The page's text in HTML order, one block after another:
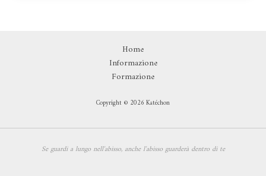
Home
Informazione
Formazione
Copyright © 2026 Katéchon
Se guardi a lungo nell'abisso, anche l'abisso guarderà dentro di te